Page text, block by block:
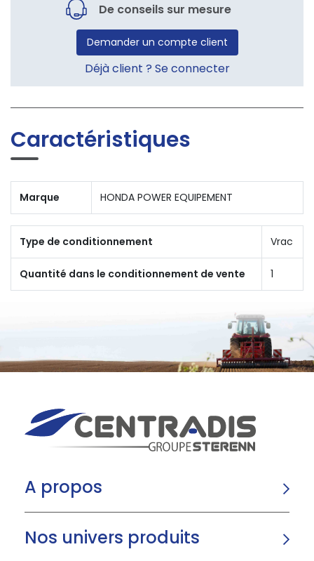
De conseils sur mesure
Demander un compte client
Déjà client ? Se connecter
Caractéristiques
Marque HONDA POWER EQUIPEMENT
Type de conditionnement Vrac
Quantité dans le conditionnement de vente 1
A propos
Nos univers produits